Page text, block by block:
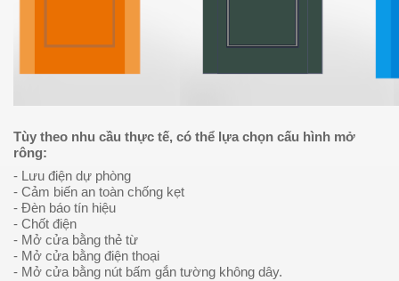
Tùy theo nhu cầu thực tế, có thể lựa chọn cấu hình mở
rông:
- Lưu điện dự phòng
- Cảm biến an toàn chống kẹt
- Đèn báo tín hiệu
- Chốt điện
- Mở cửa bằng thẻ từ
- Mở cửa bằng điện thoại
- Mở cửa bằng nút bấm gắn tường không dây.